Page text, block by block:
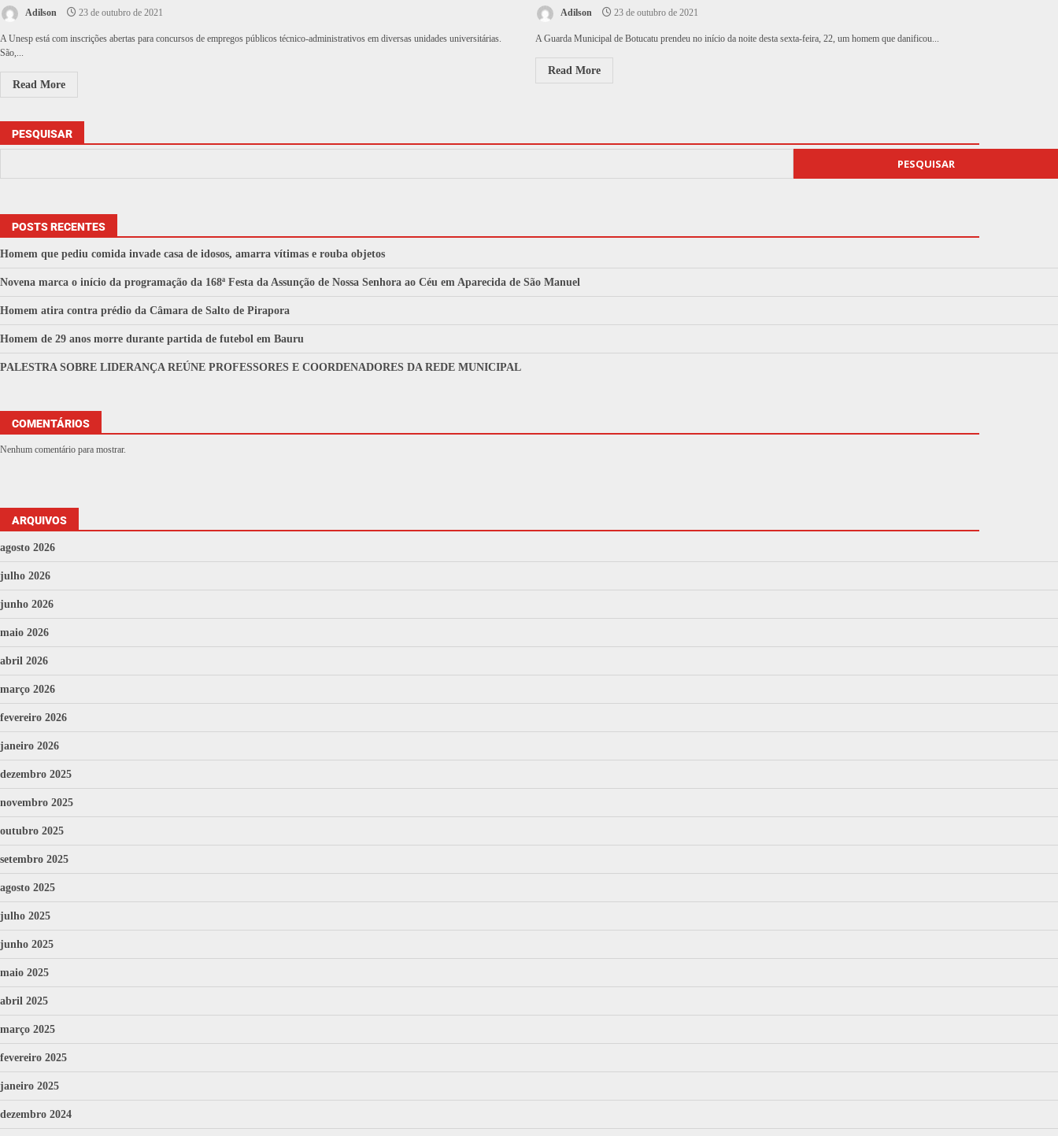
Adilson 23 de outubro de 2021
A Unesp está com inscrições abertas para concursos de empregos públicos técnico-administrativos em diversas unidades universitárias.
São,...
Read More
Adilson 23 de outubro de 2021
A Guarda Municipal de Botucatu prendeu no início da noite desta sexta-feira, 22, um homem que danificou...
Read More
PESQUISAR
PESQUISAR
POSTS RECENTES
Homem que pediu comida invade casa de idosos, amarra vítimas e rouba objetos
Novena marca o início da programação da 168ª Festa da Assunção de Nossa Senhora ao Céu em Aparecida de São Manuel
Homem atira contra prédio da Câmara de Salto de Pirapora
Homem de 29 anos morre durante partida de futebol em Bauru
PALESTRA SOBRE LIDERANÇA REÚNE PROFESSORES E COORDENADORES DA REDE MUNICIPAL
COMENTÁRIOS
Nenhum comentário para mostrar.
ARQUIVOS
agosto 2026
julho 2026
junho 2026
maio 2026
abril 2026
março 2026
fevereiro 2026
janeiro 2026
dezembro 2025
novembro 2025
outubro 2025
setembro 2025
agosto 2025
julho 2025
junho 2025
maio 2025
abril 2025
março 2025
fevereiro 2025
janeiro 2025
dezembro 2024